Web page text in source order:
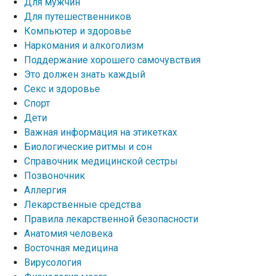
Для путешественников
Компьютер и здоровье
Наркомания и алкоголизм
Поддержание хорошего самочувствия
Это должен знать каждый
Секс и здоровье
Спорт
Дети
Важная информация на этикетках
Биологические ритмы и сон
Справочник медицинской сестры
Позвоночник
Аллергия
Лекарственные средства
Правила лекарственной безопасности
Aнатомия человека
Восточная медицина
Вирусология